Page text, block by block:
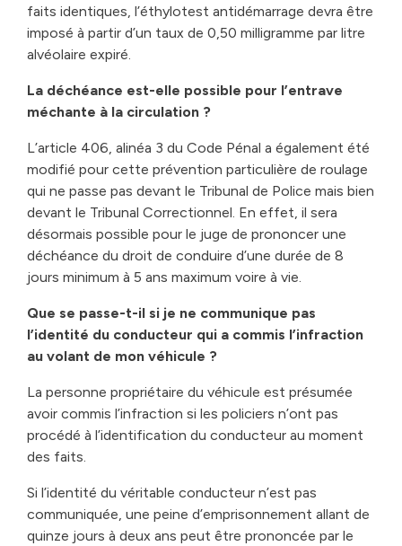
faits identiques, l’éthylotest antidémarrage devra être
imposé à partir d’un taux de 0,50 milligramme par litre
alvéolaire expiré.
La déchéance est-elle possible pour l’entrave
méchante à la circulation ?
L’article 406, alinéa 3 du Code Pénal a également été
modifié pour cette prévention particulière de roulage
qui ne passe pas devant le Tribunal de Police mais bien
devant le Tribunal Correctionnel. En effet, il sera
désormais possible pour le juge de prononcer une
déchéance du droit de conduire d’une durée de 8
jours minimum à 5 ans maximum voire à vie.
Que se passe-t-il si je ne communique pas
l’identité du conducteur qui a commis l’infraction
au volant de mon véhicule ?
La personne propriétaire du véhicule est présumée
avoir commis l’infraction si les policiers n’ont pas
procédé à l’identification du conducteur au moment
des faits.
Si l’identité du véritable conducteur n’est pas
communiquée, une peine d’emprisonnement allant de
quinze jours à deux ans peut être prononcée par le